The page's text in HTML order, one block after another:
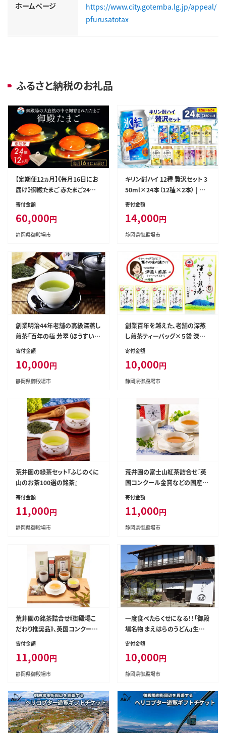
ホームページ
https://www.city.gotemba.lg.jp/appeal/
pfurusatotax
ふるさと納税のお礼品
【定期便12ヵ月】《毎月16日にお
届け》御殿たまご 赤たまご24個
入り（破損保障含む） ｜ 卵 タマ
卵 卵焼き 国産 御殿場産 ※北海
道・沖縄・離島への配送不可
寄付金額
60,000円
静岡県御殿場市
キリン酎ハイ 12種 贅沢セット 3
50ml×24本（12種×2本） | 氷
結 本搾り 本絞りプレミアム 華よ
ーツ 白桃 ぶどう お酒 酒 アルコ
ール チューハイ 晩酌 家飲み 宅
ィ イベント バラエティ
寄付金額
14,000円
静岡県御殿場市
創業明治44年老舗の高級深蒸し
煎茶「百年の極 芳翠（ほうすい）」
《御殿場こだわり推奨品》９０ｇ×
寄付金額
10,000円
静岡県御殿場市
創業百年を越えた、老舗の深蒸
し煎茶ティーバッグ×５袋 深蒸
しだから、味・色が濃く本格的な
寄付金額
10,000円
静岡県御殿場市
荒井園の緑茶セット『ふじのくに
山のお茶100選の銘茶』
寄付金額
11,000円
静岡県御殿場市
荒井園の富士山紅茶詰合せ『英
国コンクール金賞などの国産紅
茶』◇
寄付金額
11,000円
静岡県御殿場市
荒井園の銘茶詰合せ《御殿場こ
だわり推奨品》、英国コンクール
金賞受賞茶など◇
寄付金額
11,000円
静岡県御殿場市
一度食べたらくせになる！！「御殿
場名物 まえはらのうどん」生麺、
つけ汁セット 4人前｜冷蔵便 時
縄・離島への配送不可
寄付金額
10,000円
静岡県御殿場市